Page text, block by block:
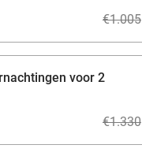
€1.005
voor 2
€1.330